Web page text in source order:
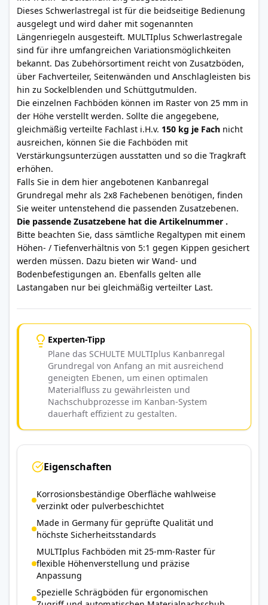
Dieses Schwerlastregal ist für die beidseitige Bedienung
ausgelegt und wird daher mit sogenannten
Längenriegeln ausgesteift. MULTIplus Schwerlastregale
sind für ihre umfangreichen Variationsmöglichkeiten
bekannt. Das Zubehörsortiment reicht von Zusatzböden,
über Fachverteiler, Seitenwänden und Anschlagleisten bis
hin zu Sockelblenden und Schüttgutmulden.
Die einzelnen Fachböden können im Raster von 25 mm in
der Höhe verstellt werden. Sollte die angegebene,
gleichmäßig verteilte Fachlast i.H.v. 150 kg je Fach nicht
ausreichen, können Sie die Fachböden mit
Verstärkungsunterzügen ausstatten und so die Tragkraft
erhöhen.
Falls Sie in dem hier angebotenen Kanbanregal
Grundregal mehr als 2x8 Fachebenen benötigen, finden
Sie weiter untenstehend die passenden Zusatzebenen.
Die passende Zusatzebene hat die Artikelnummer .
Bitte beachten Sie, dass sämtliche Regaltypen mit einem
Höhen- / Tiefenverhältnis von 5:1 gegen Kippen gesichert
werden müssen. Dazu bieten wir Wand- und
Bodenbefestigungen an. Ebenfalls gelten alle
Lastangaben nur bei gleichmäßig verteilter Last.
Experten-Tipp
Plane das SCHULTE MULTIplus Kanbanregal
Grundregal von Anfang an mit ausreichend
geneigten Ebenen, um einen optimalen
Materialfluss zu gewährleisten und
Nachschubprozesse im Kanban-System
dauerhaft effizient zu gestalten.
Eigenschaften
Korrosionsbeständige Oberfläche wahlweise
verzinkt oder pulverbeschichtet
Made in Germany für geprüfte Qualität und
höchste Sicherheitsstandards
MULTIplus Fachböden mit 25-mm-Raster für
flexible Höhenverstellung und präzise
Anpassung
Spezielle Schrägböden für ergonomischen